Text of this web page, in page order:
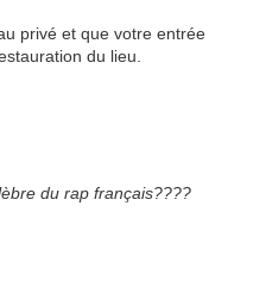
privé et que votre entrée
du lieu.
du rap français????